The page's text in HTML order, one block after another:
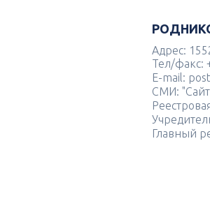
Адрес:
Тел/факс:
E-mail:
СМИ:
Главный